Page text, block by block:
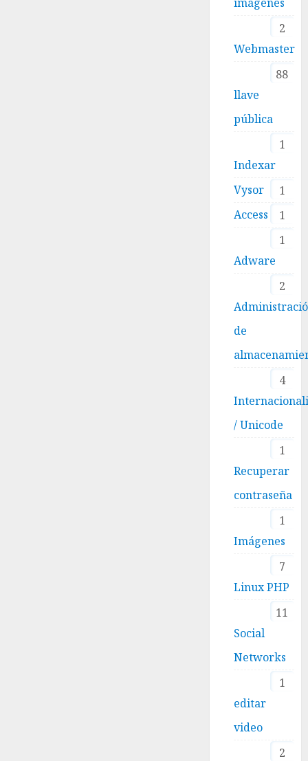
2
Webmaster
88
llave
pública
1
Indexar
1
Vysor
1
Access
1
Adware
2
de
4
/ Unicode
1
Recuperar
contraseña
1
Imágenes
7
Linux PHP
11
Social
Networks
1
editar
video
2